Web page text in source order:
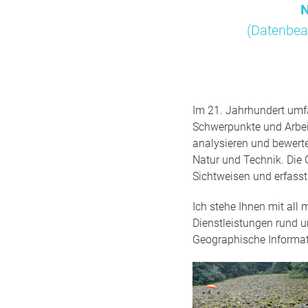
Im 21. Jahrhundert
Schwerpunkte und
analysieren und
Natur und Technik.
Sichtweisen und
Ich stehe Ihnen mit all
Dienstleistungen rund
Geographische